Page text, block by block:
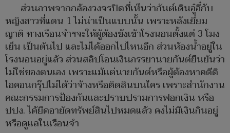
ส่วนภาพจากกล้องวงจรปิดที่เห็นว่ากันต์เดินอู๋อี๋กับ
หญิงสาวที่แดน 1 ไม่น่าเป็นแบบนั้น เพราะหลังเยี่ยม
ญาติ ทางเรือนจำฯจะให้ผู้ต้องขังเข้าโรงนอนตั้งแต่ 3 โมง
เย็น เป็นต้นไป และไม่ได้ออกไปไหนอีก ส่วนห้องน้ำอยู่ใน
โรงนอนอยู่แล้ว ส่วนสลิปโอนเงินภรรยานายกันต์ยืนยันว่า
ไม่ใช่ของตนเอง เพราะแม้แต่นายกันต์หรือผู้ต้องหาคดีดิ
ไอคอนกรุ๊ปไม่ได้ว่าจ้างหรือติดสินบนใคร เพราะสำนักงาน
คณะกรรมการป้องกันและปราบปรามการฟอกเงิน หรือ
ปปง. ได้ยึดอายัดทรัพย์สินไปหมดแล้ว คงไม่มีเงินกินอยู่
หรือดูแลในเรือนจำ